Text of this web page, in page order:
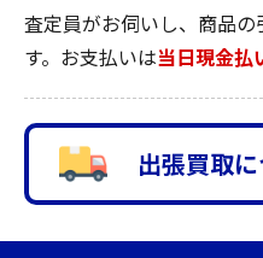
査定員がお伺いし、商品
す。お支払いは当日現金払
出張買取